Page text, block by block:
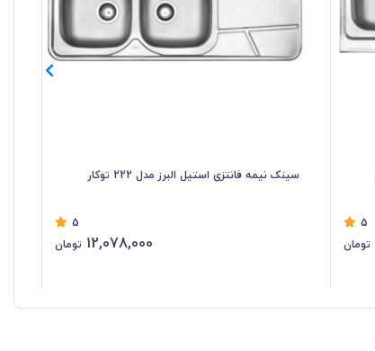
5
تومان
سینک نیمه فانتزی استیل البرز مدل 222 توکار
5
12,078,000 تومان